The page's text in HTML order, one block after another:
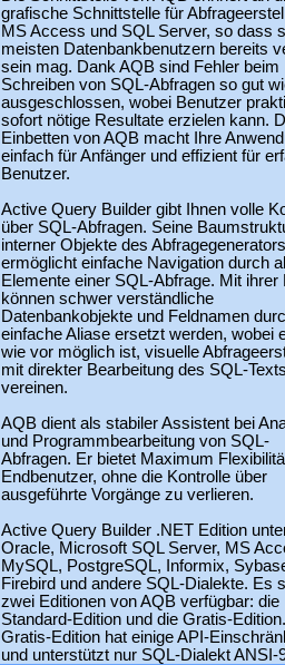
grafische Schnittstelle für
MS Access und SQL Server, so dass
meisten Datenbankbenutzern bereits
sein mag. Dank AQB sind Fehler beim
Schreiben von SQL-Abfragen so gut
ausgeschlossen, wobei Benutzer
sofort nötige Resultate erzielen kann.
Einbetten von AQB macht Ihre
einfach für Anfänger und effizient für
Benutzer.
Active Query Builder gibt Ihnen volle
über SQL-Abfragen. Seine
interner Objekte des Abfragegenerators
ermöglicht einfache Navigation durch
Elemente einer SQL-Abfrage. Mit ihrer
können schwer verständliche
Datenbankobjekte und Feldnamen
einfache Aliase ersetzt werden, wobei
wie vor möglich ist, visuelle
mit direkter Bearbeitung des SQL-
vereinen.
AQB dient als stabiler Assistent bei
und Programmbearbeitung von SQL-
Abfragen. Er bietet Maximum
Endbenutzer, ohne die Kontrolle über
ausgeführte Vorgänge zu verlieren.
Active Query Builder .NET Edition
Oracle, Microsoft SQL Server, MS
MySQL, PostgreSQL, Informix,
Firebird und andere SQL-Dialekte. Es
zwei Editionen von AQB verfügbar: die
Standard-Edition und die Gratis-
Gratis-Edition hat einige API-
und unterstützt nur SQL-Dialekt ANSI-